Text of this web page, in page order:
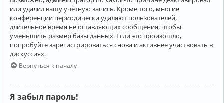
или удалил вашу учётную запись. Кроме того, многие
конференции периодически удаляют пользователей,
длительное время не оставляющих сообщения, чтобы
уменьшить размер базы данных. Если это произошло,
попробуйте зарегистрироваться снова и активнее участвовать в
дискуссиях.
Вернуться к началу
Я забыл пароль!